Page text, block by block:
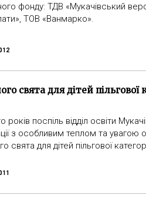
фонду: ТДВ «Мукачівський
ТОВ «Ванмарко».
свята для дітей пільгової
років поспіль відділ освіти
з особливим теплом та увагою
свята для дітей пільгової